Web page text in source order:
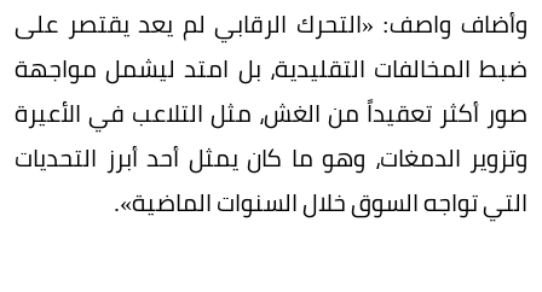
وأضاف واصف: «التحرك الرقابي لم يعد يقتصر على
ضبط المخالفات التقليدية، بل امتد ليشمل مواجهة
صور أكثر تعقيداً من الغش، مثل التلاعب في الأعيرة
وتزوير الدمغات، وهو ما كان يمثل أحد أبرز التحديات
التي تواجه السوق خلال السنوات الماضية».